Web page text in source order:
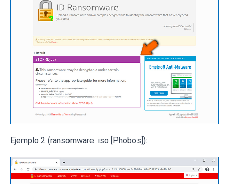
Ejemplo 2 (ransomware .iso [Phobos]):